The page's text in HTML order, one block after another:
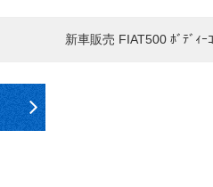
新車販売 FIAT500 ﾎﾞﾃﾞｨｰ